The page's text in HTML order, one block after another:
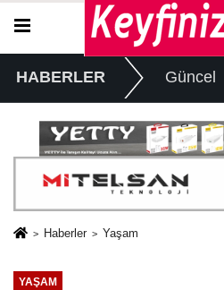
HABERLER Güncel
Haberler Yaşam
YAŞAM